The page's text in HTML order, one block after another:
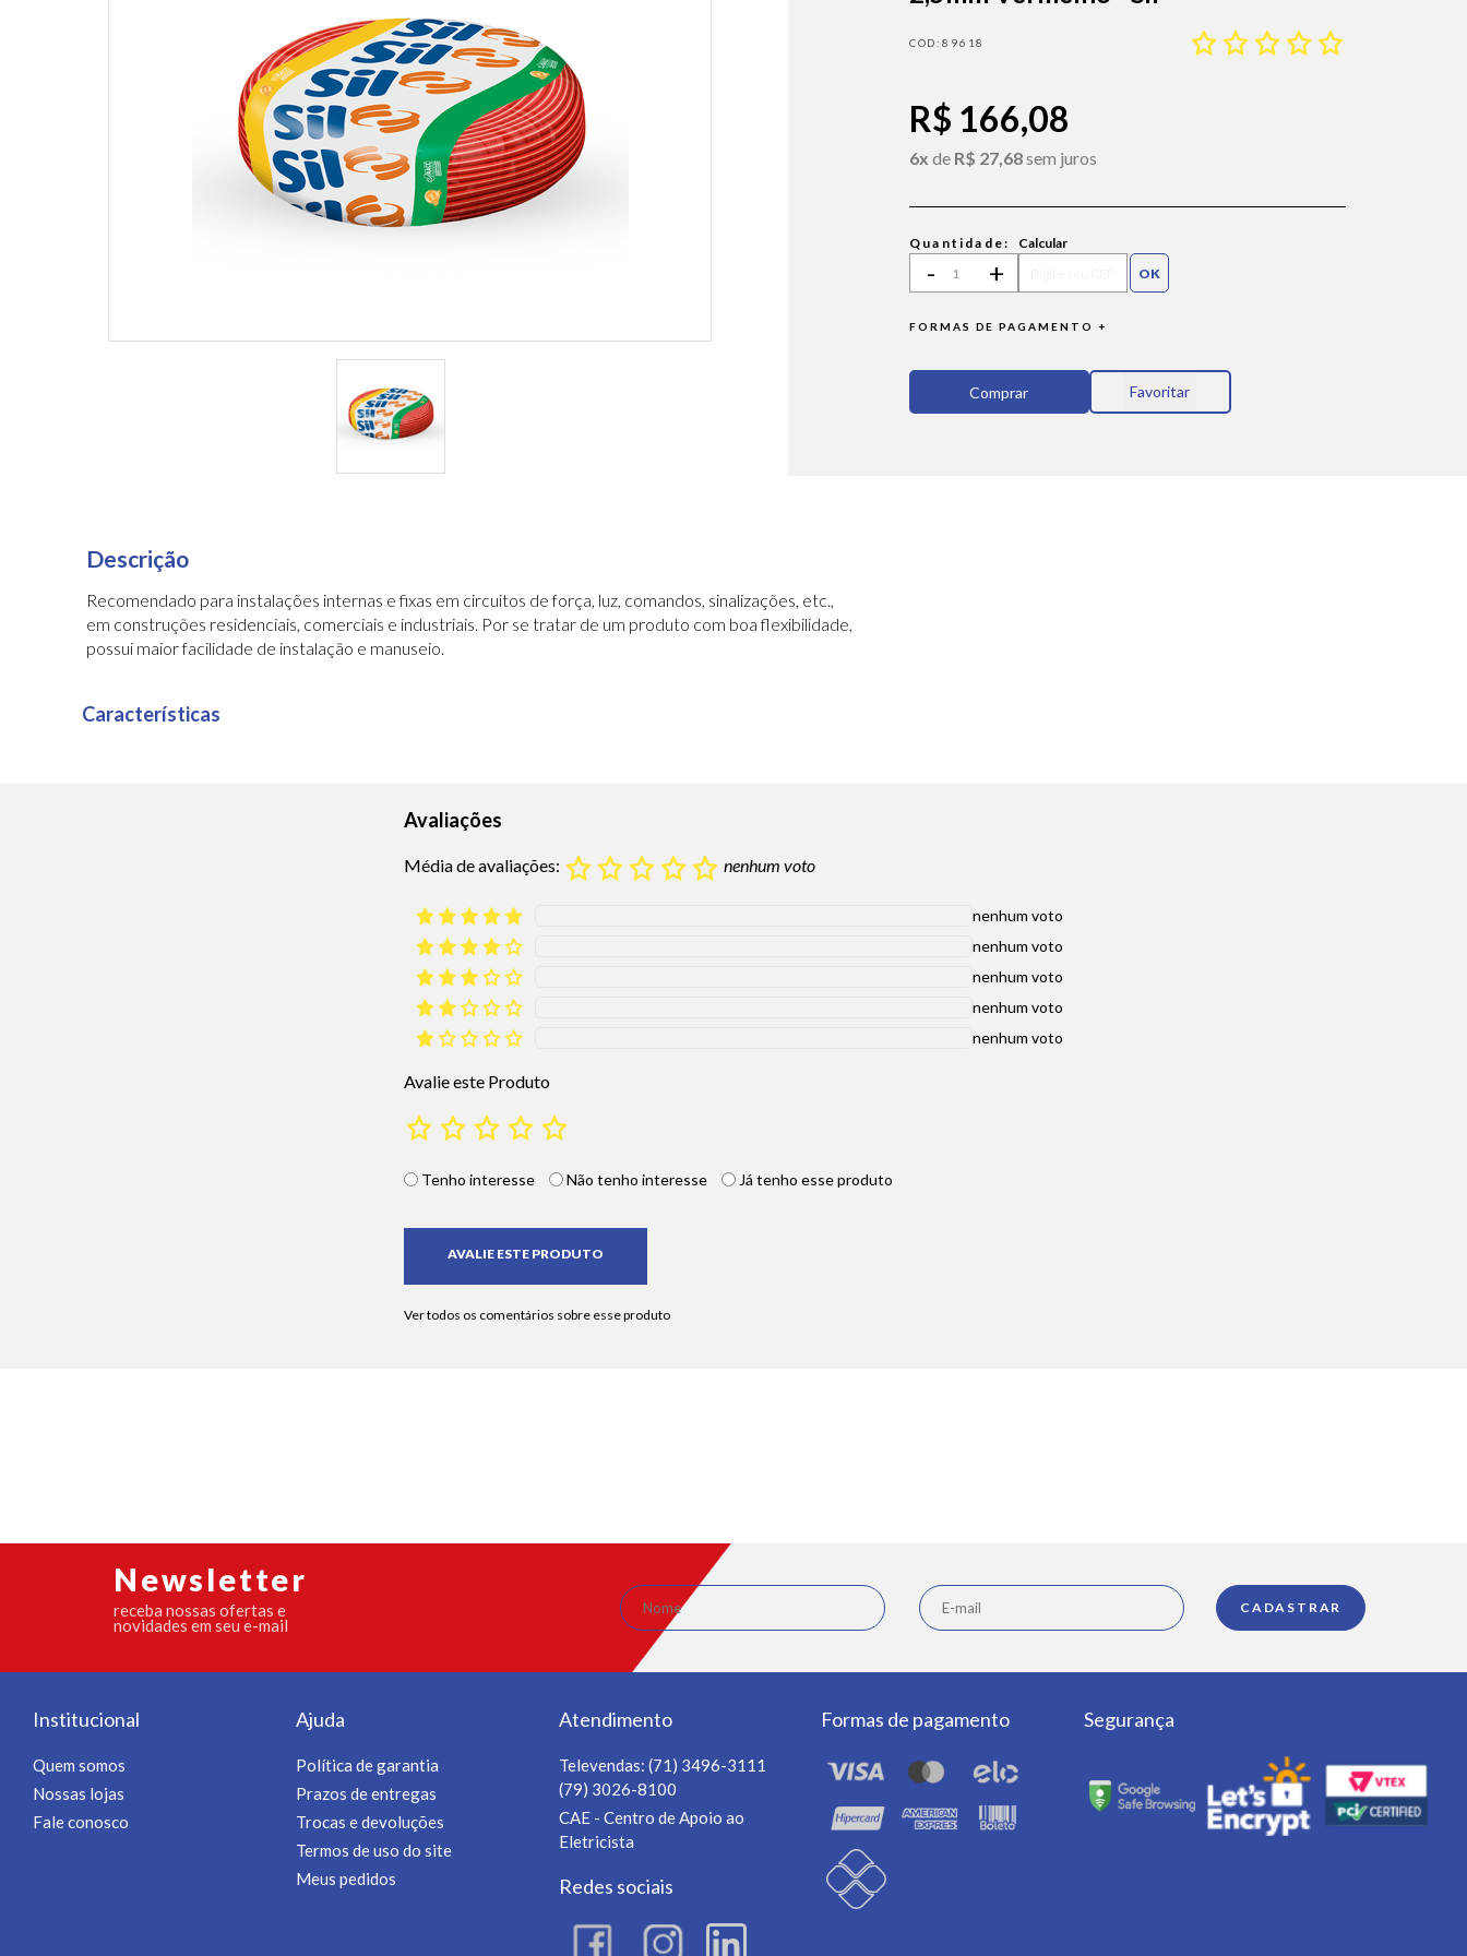
89618
R$ 166,08
6x de R$ 27,68sem juros
Quantidade:
- +
Calcular
FORMAS DE PAGAMENTO +
Comprar Favoritar
Descrição
Recomendado para instalações internas e fixas em circuitos de força, luz, comandos, sinalizações, etc.,
em construções residenciais, comerciais e industriais. Por se tratar de um produto com boa flexibilidade,
possui maior facilidade de instalação e manuseio.
Características
Avaliações
Média de avaliações: nenhum voto
nenhum voto
nenhum voto
nenhum voto
nenhum voto
nenhum voto
Avalie este Produto
Tenho interesse Não tenho interesse Já tenho esse produto
Newsletter
receba nossas ofertas e
novidades em seu e-mail
Institucional
Quem somos
Nossas lojas
Fale conosco
Ajuda
Política de garantia
Prazos de entregas
Trocas e devoluções
Termos de uso do site
Meus pedidos
Atendimento
Televendas: (71) 3496-3111
(79) 3026-8100
CAE - Centro de Apoio ao
Eletricista
Redes sociais
Formas de pagamento Segurança